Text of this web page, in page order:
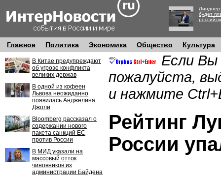
будет
Главное Политика Экономика Общество Культура
В Китае предупреждают
об угрозе конфликта
великих держав
В одной из кофеен
Львова неожиданно
появилась Анджелина
Джоли
Bloomberg рассказал о
содержании нового
пакета санкций ЕС
против России
В МИД указали на
массовый отток
чиновников из
администрации Байдена
Если Вы
пожалуйста,
и нажмите
Рейтинг
России